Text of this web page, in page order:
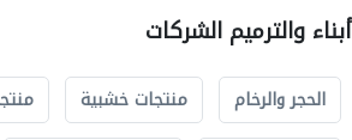
أبناء والترميم الشركات
الحجر والرخام منتجات خشبية